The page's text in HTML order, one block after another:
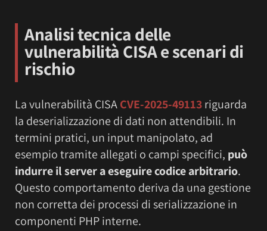
Analisi tecnica delle
vulnerabilità CISA e scenari di
rischio
La vulnerabilità CISACVE-2025-49113riguarda
la deserializzazione di dati non attendibili. In
termini pratici, un input manipolato, ad
esempio tramite allegati o campi specifici, può
indurre il server a eseguire codice arbitrario.
Questo comportamento deriva da una gestione
non corretta dei processi di serializzazione in
componenti PHP interne.